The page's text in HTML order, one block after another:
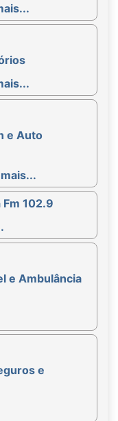
e Auto
Fm 102.9
e Ambulância
e